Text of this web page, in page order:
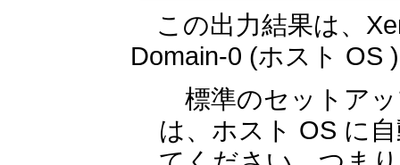
この出力結果は、
Domain-0 (ホスト OS
標準のセットアッ
は、ホスト OS に